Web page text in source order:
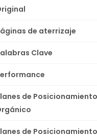
de aterrizaje
Clave
de
de